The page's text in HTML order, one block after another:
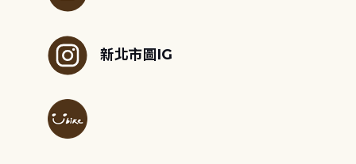
新北市圖IG